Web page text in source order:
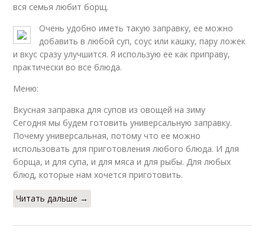
вся семья любит борщ.
Очень удобно иметь такую заправку, ее можно
добавить в любой суп, соус или кашку, пару ложек
и вкус сразу улучшится. Я использую ее как приправу,
практически во все блюда.
Меню:
Вкусная заправка для супов из овощей на зиму
Сегодня мы будем готовить универсальную заправку.
Почему универсальная, потому что ее можно
использовать для приготовления любого блюда. И для
борща, и для супа, и для мяса и для рыбы. Для любых
блюд, которые нам хочется приготовить.
Читать дальше →